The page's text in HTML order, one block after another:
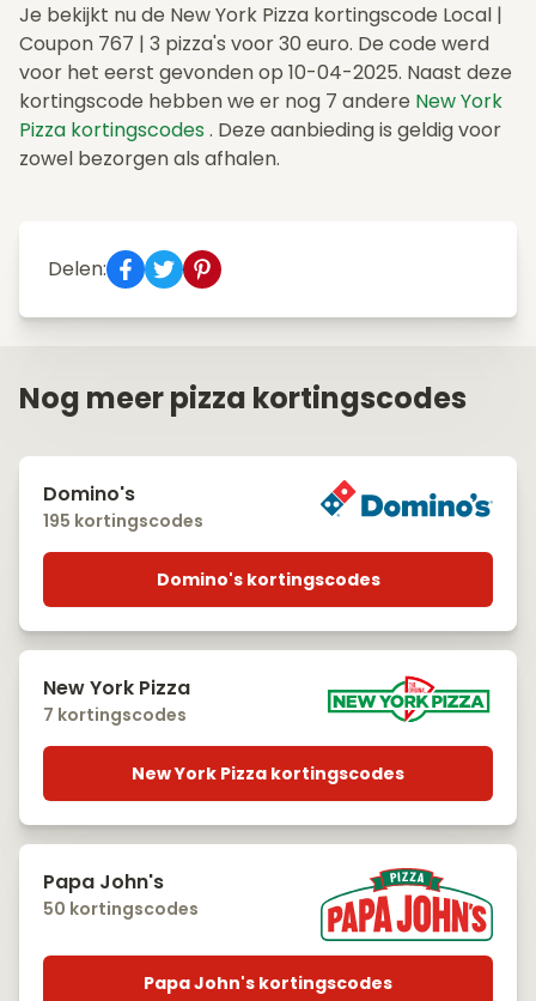
Je bekijkt nu de New York Pizza kortingscode Local |
Coupon 767 | 3 pizza's voor 30 euro. De code werd
voor het eerst gevonden op 10-04-2025. Naast deze
kortingscode hebben we er nog 7 andere New York
Pizza kortingscodes . Deze aanbieding is geldig voor
zowel bezorgen als afhalen.
Delen:
Nog meer pizza kortingscodes
Domino's
195 kortingscodes
Domino's kortingscodes
New York Pizza
7 kortingscodes
New York Pizza kortingscodes
Papa John's
50 kortingscodes
Papa John's kortingscodes